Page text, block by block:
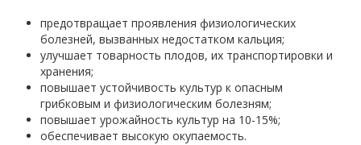
предотвращает проявления физиологических
болезней, вызванных недостатком кальция;
улучшает товарность плодов, их транспортировки и
хранения;
повышает устойчивость культур к опасным
грибковым и физиологическим болезням;
повышает урожайность культур на 10-15%;
обеспечивает высокую окупаемость.